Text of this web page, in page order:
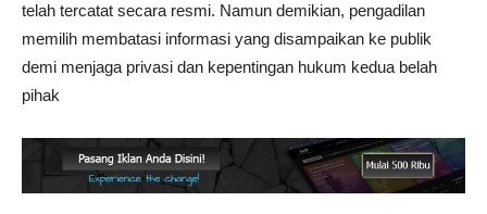
telah tercatat secara resmi. Namun demikian, pengadilan
memilih membatasi informasi yang disampaikan ke publik
demi menjaga privasi dan kepentingan hukum kedua belah
pihak